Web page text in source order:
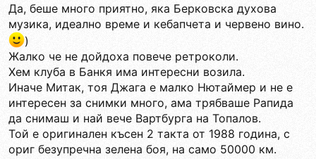
Да, беше много приятно, яка Берковска духова
музика, идеално време и кебапчета и червено вино.
)
Жалко че не дойдоха повече ретроколи.
Хем клуба в Банкя има интересни возила.
Иначе Митак, тоя Джага е малко Нютаймер и не е
интересен за снимки много, ама трябваше Рапида
да снимаш и най вече Вартбурга на Топалов.
Той е оригинален късен 2 такта от 1988 година, с
ориг безупречна зелена боя, на само 50000 км.